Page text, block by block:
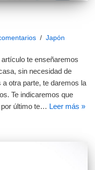
Japón
te enseñaremos
sin necesidad de
otra parte, te daremos la
Te indicaremos que
por último te… Leer más »